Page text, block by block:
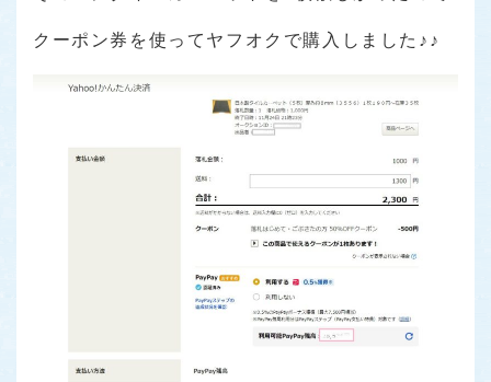
クーポン券を使ってヤフオクで購入しました♪♪